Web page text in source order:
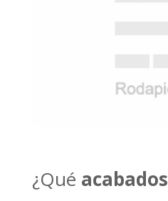
¿Qué acabados